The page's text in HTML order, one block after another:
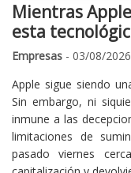
Mientras
esta
Empresas - 03/08/
Apple sigue siendo
Sin embargo, ni
inmune a las
limitaciones de
pasado viernes